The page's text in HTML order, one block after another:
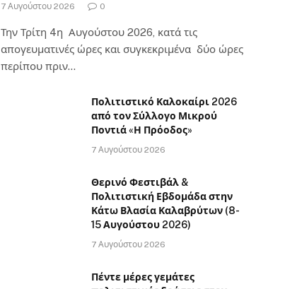
7 Αυγούστου 2026 0
Την Τρίτη 4η Αυγούστου 2026, κατά τις
απογευματινές ώρες και συγκεκριμένα δύο ώρες
περίπου πριν…
Πολιτιστικό Καλοκαίρι 2026
από τον Σύλλογο Μικρού
Ποντιά «Η Πρόοδος»
7 Αυγούστου 2026
Θερινό Φεστιβάλ &
Πολιτιστική Εβδομάδα στην
Κάτω Βλασία Καλαβρύτων (8-
15 Αυγούστου 2026)
7 Αυγούστου 2026
Πέντε μέρες γεμάτες